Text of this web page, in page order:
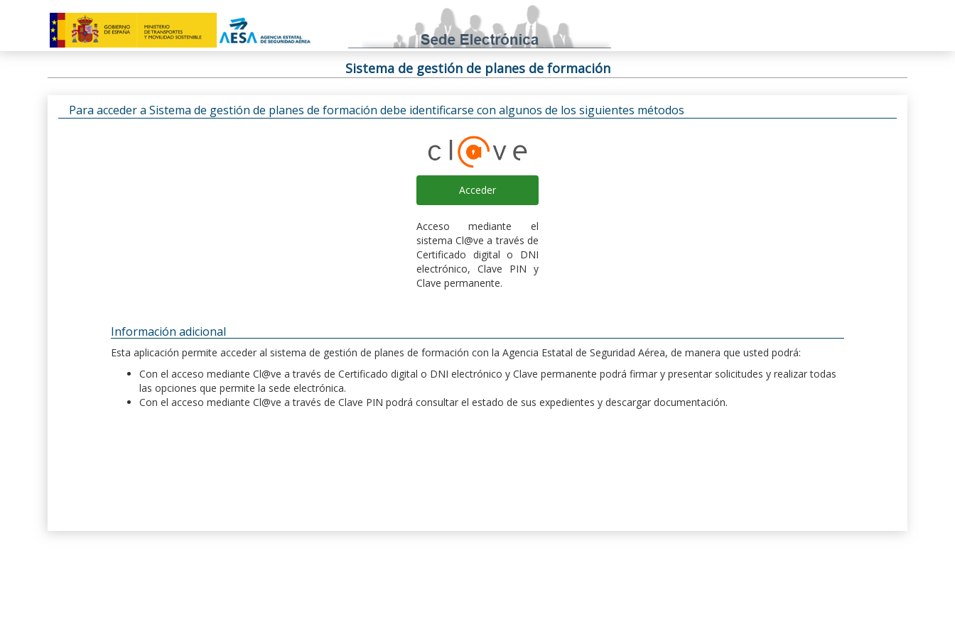
Sistema de gestión de planes de formación
Para acceder a Sistema de gestión de planes de formación debe identificarse con algunos de los siguientes métodos
Acceder
Acceso mediante el
sistema Cl@ve a través de
Certificado digital o DNI
electrónico, Clave PIN y
Clave permanente.
Información adicional
Esta aplicación permite acceder al sistema de gestión de planes de formación con la Agencia Estatal de Seguridad Aérea, de manera que usted podrá:
Con el acceso mediante Cl@ve a través de Certificado digital o DNI electrónico y Clave permanente podrá firmar y presentar solicitudes y realizar todas
las opciones que permite la sede electrónica.
Con el acceso mediante Cl@ve a través de Clave PIN podrá consultar el estado de sus expedientes y descargar documentación.